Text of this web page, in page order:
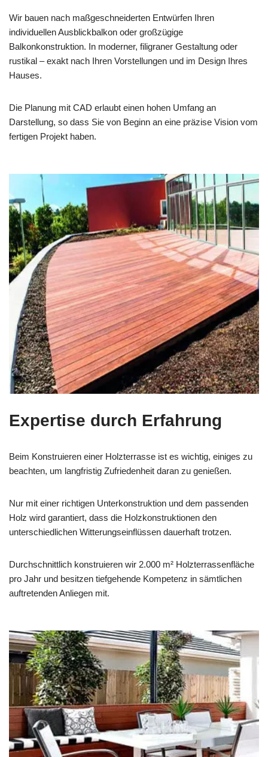
Wir bauen nach maßgeschneiderten Entwürfen Ihren
individuellen Ausblickbalkon oder großzügige
Balkonkonstruktion. In moderner, filigraner Gestaltung oder
rustikal – exakt nach Ihren Vorstellungen und im Design Ihres
Hauses.
Die Planung mit CAD erlaubt einen hohen Umfang an
Darstellung, so dass Sie von Beginn an eine präzise Vision vom
fertigen Projekt haben.
Expertise durch Erfahrung
Beim Konstruieren einer Holzterrasse ist es wichtig, einiges zu
beachten, um langfristig Zufriedenheit daran zu genießen.
Nur mit einer richtigen Unterkonstruktion und dem passenden
Holz wird garantiert, dass die Holzkonstruktionen den
unterschiedlichen Witterungseinflüssen dauerhaft trotzen.
Durchschnittlich konstruieren wir 2.000 m² Holzterrassenfläche
pro Jahr und besitzen tiefgehende Kompetenz in sämtlichen
auftretenden Anliegen mit.